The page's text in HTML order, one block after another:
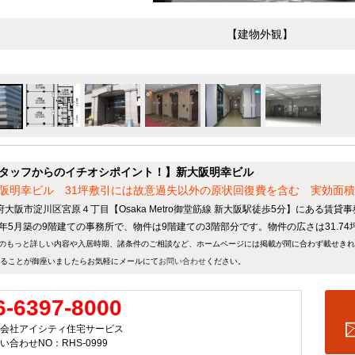
【建物外観】
ッフからのイチオシポイント！】新大阪明幸ビル
明幸ビル 31坪敷引には故意過失以外の原状回復費を含む 実効面
大阪市淀川区宮原４丁目【Osaka Metro御堂筋線 新大阪駅徒歩5分】にある賃貸
5月築の9階建ての事務所で、物件は9階建ての3階部分です。物件の広さは31.74
もっと詳しい内容や入居時期、諸条件のご相談など、ホームページには掲載が間に合わず載せき
ことが御座いましたらお気軽にメールにてお問い合わせください。
6397-8000
社アイシティ住宅サービス
合わせNO：RHS-0999